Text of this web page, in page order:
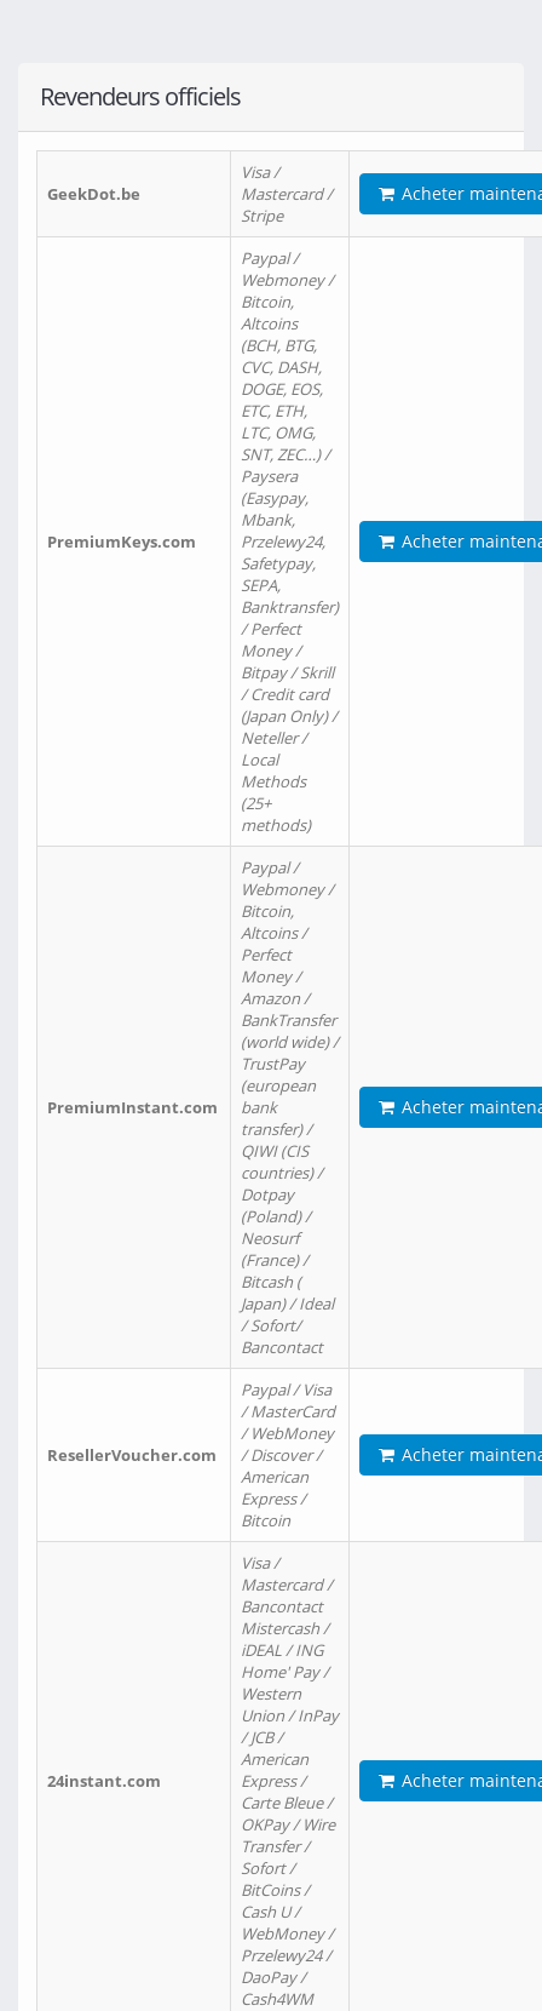
Revendeurs officiels
GeekDot.be
Visa /
Mastercard /
Stripe
Acheter
PremiumKeys.com
Paypal /
Webmoney /
Bitcoin,
Altcoins
(BCH, BTG,
CVC, DASH,
DOGE, EOS,
ETC, ETH,
LTC, OMG,
SNT, ZEC…) /
Paysera
(Easypay,
Mbank,
Przelewy24,
Safetypay,
SEPA,
Banktransfer)
/ Perfect
Money /
Bitpay / Skrill
/ Credit card
(Japan Only) /
Neteller /
Local
Methods
(25+
methods)
Acheter
PremiumInstant.com
Paypal /
Webmoney /
Bitcoin,
Altcoins /
Perfect
Money /
Amazon /
BankTransfer
(world wide) /
TrustPay
(european
bank
transfer) /
QIWI (CIS
countries) /
Dotpay
(Poland) /
Neosurf
(France) /
Bitcash (
Japan) / Ideal
/ Sofort/
Bancontact
Acheter
ResellerVoucher.com
Paypal / Visa
/ MasterCard
/ WebMoney
/ Discover /
American
Express /
Bitcoin
Acheter
24instant.com
Visa /
Mastercard /
Bancontact
Mistercash /
iDEAL / ING
Home' Pay /
Western
Union / InPay
/ JCB /
American
Express /
Carte Bleue /
OKPay / Wire
Transfer /
Sofort /
BitCoins /
Cash U /
WebMoney /
Przelewy24 /
DaoPay /
Cash4WM
Acheter